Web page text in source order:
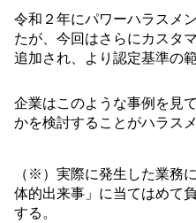
令和２ 年にパワーハラスメ
たが、今回はさらにカスタ
追加され、より認定基準の
企業はこのような事例を見
かを検討することがハラス
（※）実際に発生した業務
体的出来事」に当てはめて
する。